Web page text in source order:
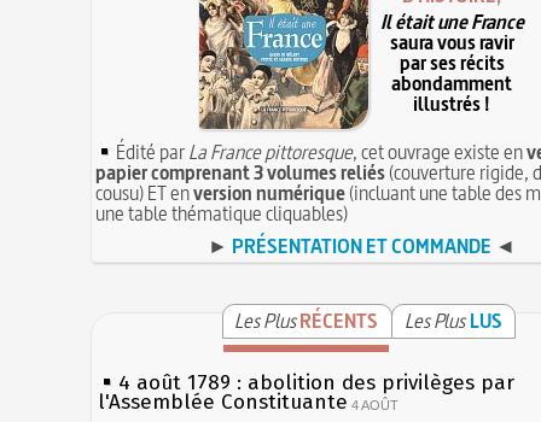
Il était une France
saura vous ravir
par ses récits
abondamment
illustrés !
Édité parLa France pittoresque, cet ouvrage existe en
papier comprenant 3 volumes reliés(couverture rigide,
cousu) ET enversion numérique(incluant une table des
une table thématique cliquables)
► PRÉSENTATION ET COMMANDE ◄
Les PlusRÉCENTS Les Plus LUS
4 août 1789 : abolition des privilèges par
l'Assemblée Constituante 4 AOÛT